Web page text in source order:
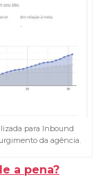
para Inbound
da agência.
a pena?